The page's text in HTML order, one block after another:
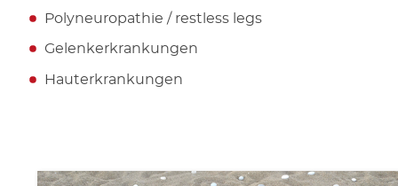
Polyneuropathie / restless legs
Gelenkerkrankungen
Hauterkrankungen